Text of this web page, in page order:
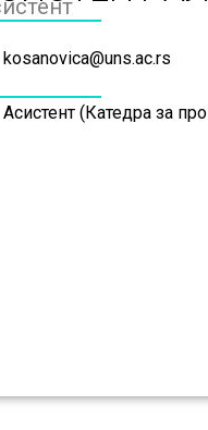
kosanovica@uns.ac.rs
Асистент (Катедра за